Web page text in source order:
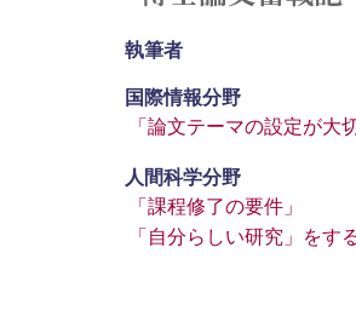
執筆者
国際情報分野
「論文テーマの設定が大切
人間科学分野
「課程修了の要件」
「自分らしい研究」をす